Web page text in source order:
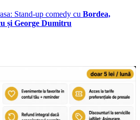
Stand-up comedy cu Bordea,
și George Dumitru